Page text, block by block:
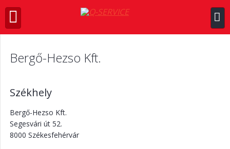
Bergő-Hezso Kft.
Székhely
Bergő-Hezso Kft.
Segesvári út 52.
8000 Székesfehérvár